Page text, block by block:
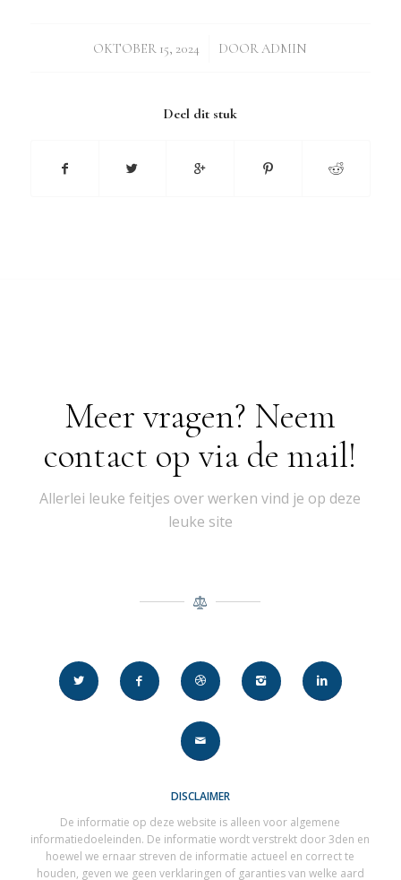
OKTOBER 15, 2024
/ DOOR ADMIN
Deel dit stuk
Meer vragen? Neem
contact op via de mail!
Allerlei leuke feitjes over werken vind je op deze
leuke site
DISCLAIMER
De informatie op deze website is alleen voor algemene
informatiedoeleinden. De informatie wordt verstrekt door 3den en
hoewel we ernaar streven de informatie actueel en correct te
houden, geven we geen verklaringen of garanties van welke aard